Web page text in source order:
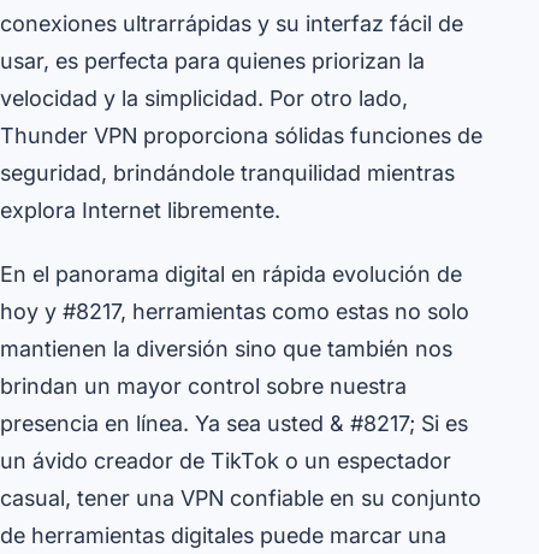
conexiones ultrarrápidas y su interfaz fácil de
usar, es perfecta para quienes priorizan la
velocidad y la simplicidad. Por otro lado,
Thunder VPN proporciona sólidas funciones de
seguridad, brindándole tranquilidad mientras
explora Internet libremente.
En el panorama digital en rápida evolución de
hoy y #8217, herramientas como estas no solo
mantienen la diversión sino que también nos
brindan un mayor control sobre nuestra
presencia en línea. Ya sea usted & #8217; Si es
un ávido creador de TikTok o un espectador
casual, tener una VPN confiable en su conjunto
de herramientas digitales puede marcar una